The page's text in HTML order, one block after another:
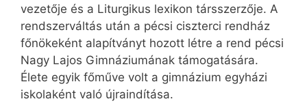
vezetője és a Liturgikus lexikon társszerzője. A
rendszerváltás után a pécsi ciszterci rendház
főnökeként alapítványt hozott létre a rend pécsi
Nagy Lajos Gimnáziumának támogatására.
Élete egyik főműve volt a gimnázium egyházi
iskolaként való újraindítása.